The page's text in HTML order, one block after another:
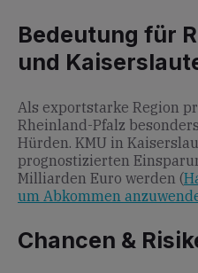
Bedeutung für
und
Als exportstarke Region
Rheinland-Pfalz
Hürden. KMU in
prognostizierten
Milliarden Euro werden (
um Abkommen
Chancen &